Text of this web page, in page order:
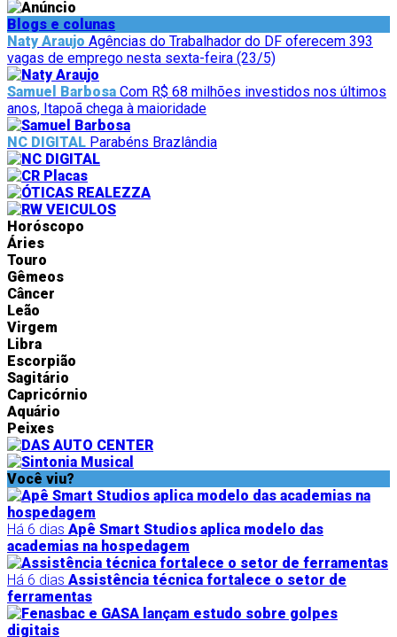
Blogs e colunas
Naty Araujo Agências do Trabalhador do DF oferecem 393
vagas de emprego nesta sexta-feira (23/5)
Samuel Barbosa Com R$ 68 milhões investidos nos últimos
anos, Itapoã chega à maioridade
NC DIGITAL Parabéns Brazlândia
Horóscopo
Áries
Touro
Gêmeos
Câncer
Leão
Virgem
Libra
Escorpião
Sagitário
Capricórnio
Aquário
Peixes
Você viu?
Há 6 dias Apê Smart Studios aplica modelo das
academias na hospedagem
Há 6 dias Assistência técnica fortalece o setor de
ferramentas